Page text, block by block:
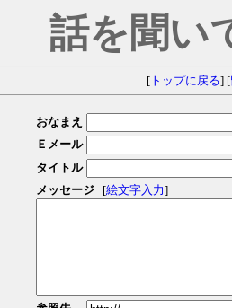
話を聞い
[トップに戻る] [
おなまえ
Ｅメール
タイトル
メッセージ
[絵文字入力]